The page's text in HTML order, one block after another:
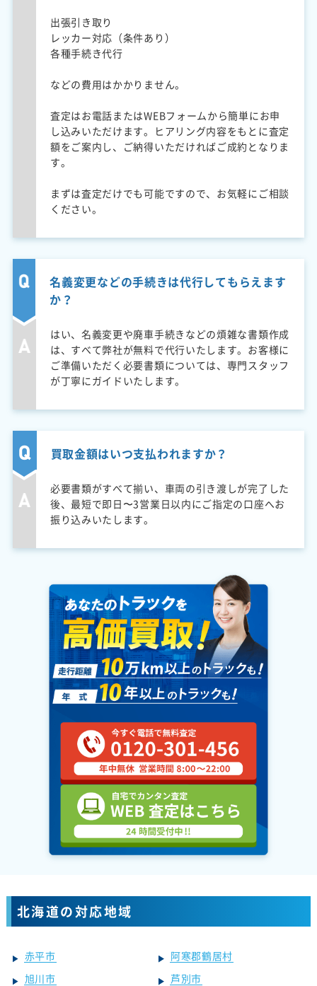
出張引き取り
レッカー対応（条件あり）
各種手続き代行
などの費用はかかりません。
査定はお電話またはWEBフォームから簡単にお申
し込みいただけます。ヒアリング内容をもとに査定
額をご案内し、ご納得いただければご成約となりま
す。
まずは査定だけでも可能ですので、お気軽にご相談
ください。
名義変更などの手続きは代行してもらえます
か？
はい、名義変更や廃車手続きなどの煩雑な書類作成
は、すべて弊社が無料で代行いたします。お客様に
ご準備いただく必要書類については、専門スタッフ
が丁寧にガイドいたします。
買取金額はいつ支払われますか？
必要書類がすべて揃い、車両の引き渡しが完了した
後、最短で即日〜3営業日以内にご指定の口座へお
振り込みいたします。
北海道の対応地域
赤平市
阿寒郡鶴居村
旭川市
芦別市